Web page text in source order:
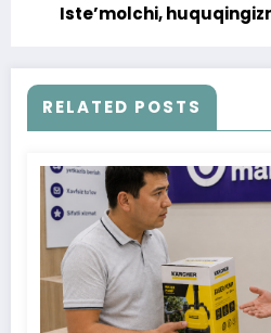
Iste’molchi,
RELATED POSTS